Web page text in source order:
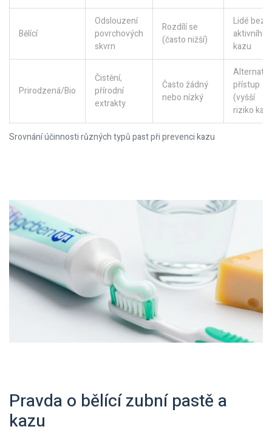
Srovnání účinnosti různých typů past při prevenci kazu
Bělící
Odslouzení
povrchových
skvrn
Rozdílí se
(často nižší)
Lidé bez
aktivního
kazu
Prirodzená/Bio
Čistění,
přírodní
extrakty
Často žádný
nebo nízký
přístup
(vyšší
riziko
Pravda o bělící zubní pastě a
kazu